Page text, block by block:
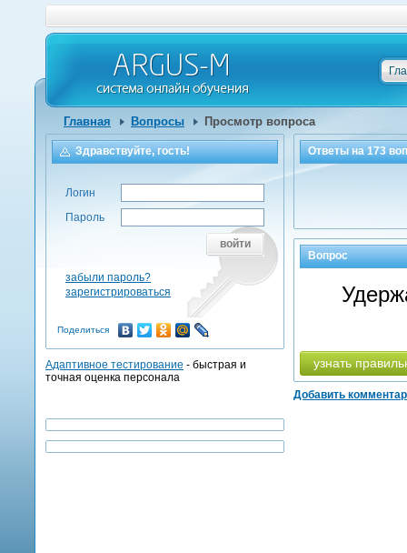
Главная Вопросы Просмотр вопроса
Ответы на173
Вопрос
узнать
Добавить
Здравствуйте, гость!
Логин
Пароль
войти
забыли пароль?
зарегистрироваться
Поделиться
Адаптивное тестирование - быстрая и
точная оценка персонала